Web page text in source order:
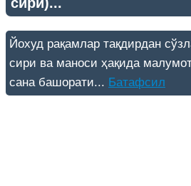
Йохуд рақамлар тақдирдан
сири ва маноси ҳақида
сана башорати... Батафсил